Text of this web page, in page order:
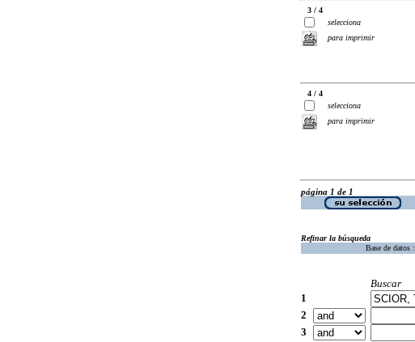
3 / 4
selecciona
para imprimir
4 / 4
selecciona
para imprimir
página 1 de 1
Refinar la búsqueda
Base de datos :
Buscar
1
2
3